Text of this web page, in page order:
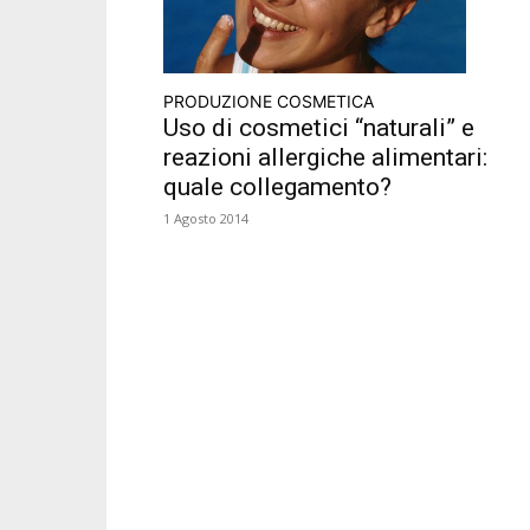
PRODUZIONE COSMETICA
Uso di cosmetici “naturali” e
reazioni allergiche alimentari:
quale collegamento?
1 Agosto 2014